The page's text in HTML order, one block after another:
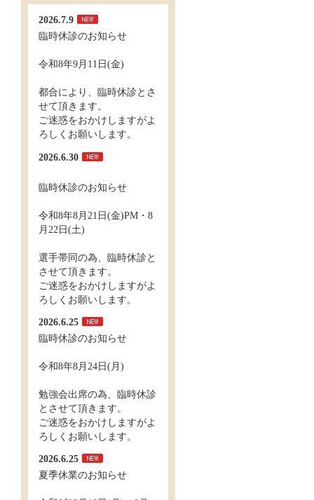
2026.7.9
臨時休診のお知らせ
令和8年9月11日(金)
都合により、臨時休診とさ
せて頂きます。
ご迷惑をおかけしますがよ
ろしくお願いします。
2026.6.30
臨時休診のお知らせ
令和8年8月21日(金)PM・8
月22日(土)
選手帯同の為、臨時休診と
させて頂きます。
ご迷惑をおかけしますがよ
ろしくお願いします。
2026.6.25
臨時休診のお知らせ
令和8年8月24日(月)
勉強会出席の為、臨時休診
とさせて頂きます。
ご迷惑をおかけしますがよ
ろしくお願いします。
2026.6.25
夏季休業のお知らせ